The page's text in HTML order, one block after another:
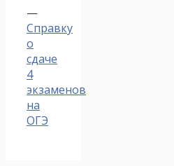
—
Справку
о
сдаче
4
экзаменов
на
ОГЭ